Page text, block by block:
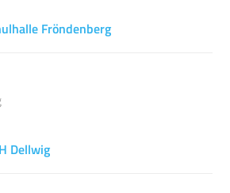
Fröndenberg
Dellwig